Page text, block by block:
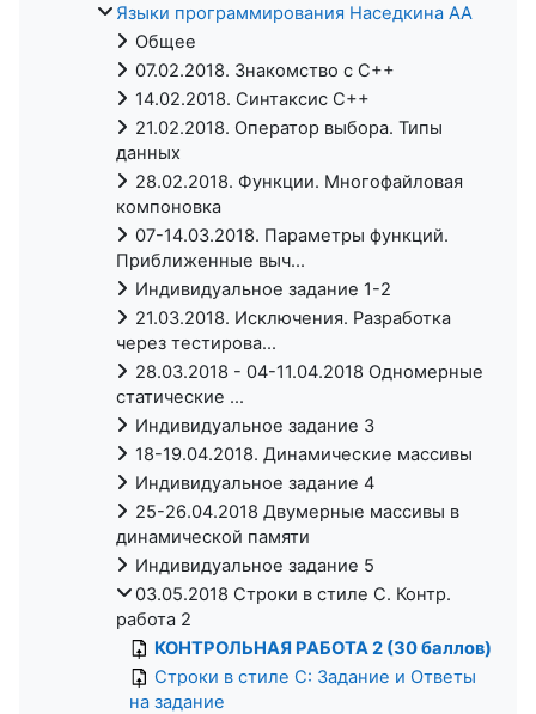
Языки программирования Наседкина АА
Общее
07.02.2018. Знакомство с C++
14.02.2018. Синтаксис C++
21.02.2018. Оператор выбора. Типы
данных
28.02.2018. Функции. Многофайловая
компоновка
07-14.03.2018. Параметры функций.
Приближенные выч...
Индивидуальное задание 1-2
21.03.2018. Исключения. Разработка
через тестирова...
28.03.2018 - 04-11.04.2018 Одномерные
статические ...
Индивидуальное задание 3
18-19.04.2018. Динамические массивы
Индивидуальное задание 4
25-26.04.2018 Двумерные массивы в
динамической памяти
Индивидуальное задание 5
03.05.2018 Строки в стиле C. Контр.
работа 2
КОНТРОЛЬНАЯ РАБОТА 2 (30 баллов)
Строки в стиле C: Задание и Ответы
на задание